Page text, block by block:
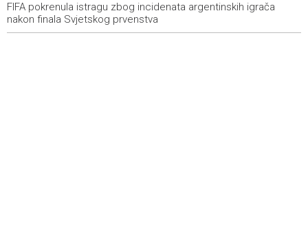
FIFA pokrenula istragu zbog incidenata argentinskih igrača
nakon finala Svjetskog prvenstva